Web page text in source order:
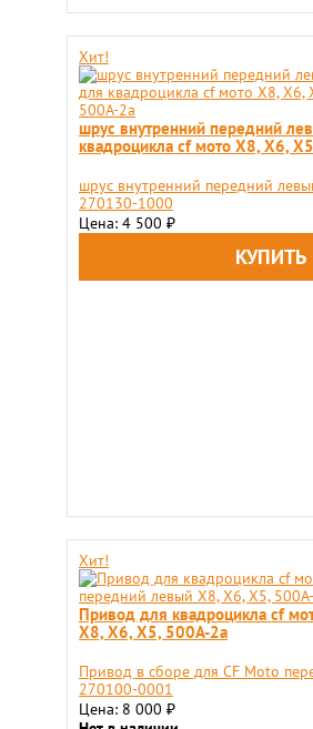
Хит!
шрус внутренний передний
квадроцикла cf мото X8, X6,
шрус внутренний передний
270130-1000
Цена: 4 500 ₽
Хит!
Привод для квадроцикла cf
X8, X6, X5, 500A-2a
Привод в сборе для CF Moto
270100-0001
Цена: 8 000 ₽